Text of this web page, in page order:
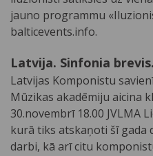
jauno programmu
balticevents.info.
Latvija. Sinfonia brevis.
Latvijas Komponistu
Mūzikas akadēmiju aicina
30.novembrī 18.00 JVLMA
kurā tiks atskaņoti šī
darbi, kā arī citu